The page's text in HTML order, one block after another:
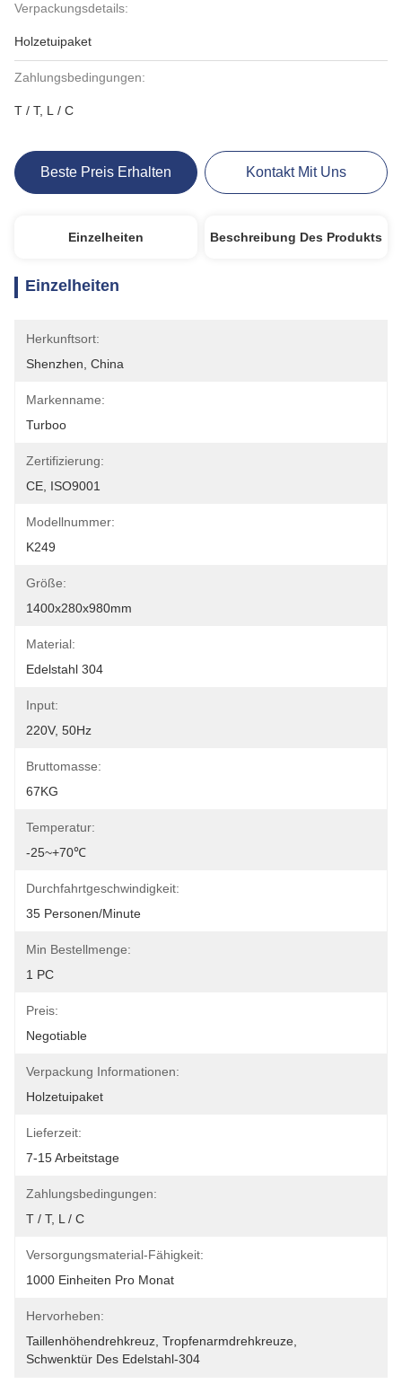
Verpackungsdetails:
Holzetuipaket
Zahlungsbedingungen:
T / T, L / C
Beste Preis Erhalten Kontakt Mit Uns
Einzelheiten Beschreibung Des Produkts
Einzelheiten
Herkunftsort:
Shenzhen, China
Markenname:
Turboo
Zertifizierung:
CE, ISO9001
Modellnummer:
K249
Größe:
1400x280x980mm
Material:
Edelstahl 304
Input:
220V, 50Hz
Bruttomasse:
67KG
Temperatur:
-25~+70℃
Durchfahrtgeschwindigkeit:
35 Personen/Minute
Min Bestellmenge:
1 PC
Preis:
Negotiable
Verpackung Informationen:
Holzetuipaket
Lieferzeit:
7-15 Arbeitstage
Zahlungsbedingungen:
T / T, L / C
Versorgungsmaterial-Fähigkeit:
1000 Einheiten Pro Monat
Hervorheben:
Taillenhöhendrehkreuz Tropfenarmdrehkreuze
Schwenktür Des Edelstahl-304